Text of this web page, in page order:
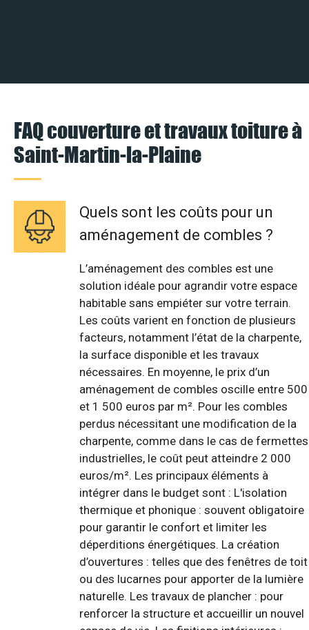
FAQ couverture et travaux toiture à
Saint-Martin-la-Plaine
Quels sont les coûts pour un
aménagement de combles ?
L’aménagement des combles est une
solution idéale pour agrandir votre espace
habitable sans empiéter sur votre terrain.
Les coûts varient en fonction de plusieurs
facteurs, notamment l’état de la charpente,
la surface disponible et les travaux
nécessaires. En moyenne, le prix d’un
aménagement de combles oscille entre 500
et 1 500 euros par m². Pour les combles
perdus nécessitant une modification de la
charpente, comme dans le cas de fermettes
industrielles, le coût peut atteindre 2 000
euros/m². Les principaux éléments à
intégrer dans le budget sont : L'isolation
thermique et phonique : souvent obligatoire
pour garantir le confort et limiter les
déperditions énergétiques. La création
d’ouvertures : telles que des fenêtres de toit
ou des lucarnes pour apporter de la lumière
naturelle. Les travaux de plancher : pour
renforcer la structure et accueillir un nouvel